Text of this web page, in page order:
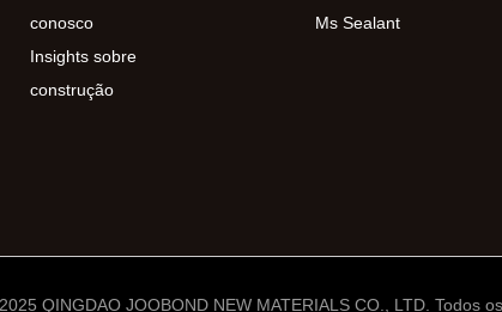
conosco
Insights sobre
construção
Ms Sealant
QINGDAO JOOBOND NEW MATERIALS CO., LTD. Todos